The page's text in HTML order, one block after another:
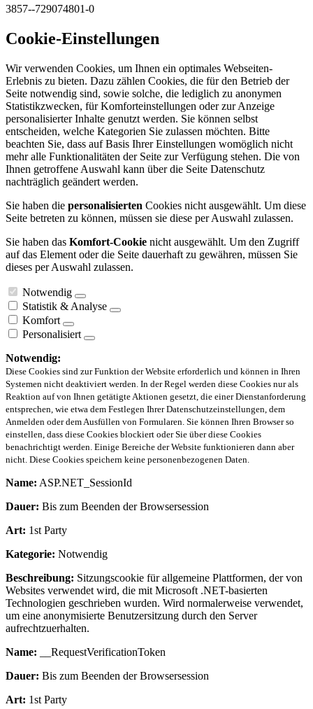
3857--729074801-0
Cookie-Einstellungen
Wir verwenden Cookies, um Ihnen ein optimales Webseiten-
Erlebnis zu bieten. Dazu zählen Cookies, die für den Betrieb der
Seite notwendig sind, sowie solche, die lediglich zu anonymen
Statistikzwecken, für Komforteinstellungen oder zur Anzeige
personalisierter Inhalte genutzt werden. Sie können selbst
entscheiden, welche Kategorien Sie zulassen möchten. Bitte
beachten Sie, dass auf Basis Ihrer Einstellungen womöglich nicht
mehr alle Funktionalitäten der Seite zur Verfügung stehen. Die von
Ihnen getroffene Auswahl kann über die Seite Datenschutz
nachträglich geändert werden.
Sie haben die personalisierten Cookies nicht ausgewählt. Um diese
Seite betreten zu können, müssen sie diese per Auswahl zulassen.
Sie haben das Komfort-Cookie nicht ausgewählt. Um den Zugriff
auf das Element oder die Seite dauerhaft zu gewähren, müssen Sie
dieses per Auswahl zulassen.
Notwendig
Statistik & Analyse
Komfort
Personalisiert
Notwendig:
Diese Cookies sind zur Funktion der Website erforderlich und können in Ihren
Systemen nicht deaktiviert werden. In der Regel werden diese Cookies nur als
Reaktion auf von Ihnen getätigte Aktionen gesetzt, die einer Dienstanforderung
entsprechen, wie etwa dem Festlegen Ihrer Datenschutzeinstellungen, dem
Anmelden oder dem Ausfüllen von Formularen. Sie können Ihren Browser so
einstellen, dass diese Cookies blockiert oder Sie über diese Cookies
benachrichtigt werden. Einige Bereiche der Website funktionieren dann aber
nicht. Diese Cookies speichern keine personenbezogenen Daten.
Name: ASP.NET_SessionId
Dauer: Bis zum Beenden der Browsersession
Art: 1st Party
Kategorie: Notwendig
Beschreibung: Sitzungscookie für allgemeine Plattformen, der von
Websites verwendet wird, die mit Microsoft .NET-basierten
Technologien geschrieben wurden. Wird normalerweise verwendet,
um eine anonymisierte Benutzersitzung durch den Server
aufrechtzuerhalten.
Name: __RequestVerificationToken
Dauer: Bis zum Beenden der Browsersession
Art: 1st Party